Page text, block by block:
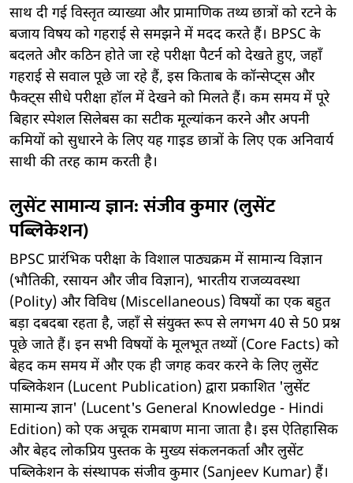
साथ दी गई विस्तृत व्याख्या और प्रामाणिक तथ्य छात्रों को रटने के
बजाय विषय को गहराई से समझने में मदद करते हैं। BPSC के
बदलते और कठिन होते जा रहे परीक्षा पैटर्न को देखते हुए, जहाँ
गहराई से सवाल पूछे जा रहे हैं, इस किताब के कॉन्सेप्ट्स और
फैक्ट्स सीधे परीक्षा हॉल में देखने को मिलते हैं। कम समय में पूरे
बिहार स्पेशल सिलेबस का सटीक मूल्यांकन करने और अपनी
कमियों को सुधारने के लिए यह गाइड छात्रों के लिए एक अनिवार्य
साथी की तरह काम करती है।
लुसेंट सामान्य ज्ञान: संजीव कुमार (लुसेंट
पब्लिकेशन)
BPSC प्रारंभिक परीक्षा के विशाल पाठ्यक्रम में सामान्य विज्ञान
(भौतिकी, रसायन और जीव विज्ञान), भारतीय राजव्यवस्था
(Polity) और विविध (Miscellaneous) विषयों का एक बहुत
बड़ा दबदबा रहता है, जहाँ से संयुक्त रूप से लगभग 40 से 50 प्रश्न
पूछे जाते हैं। इन सभी विषयों के मूलभूत तथ्यों (Core Facts) को
बेहद कम समय में और एक ही जगह कवर करने के लिए लुसेंट
पब्लिकेशन (Lucent Publication) द्वारा प्रकाशित 'लुसेंट
सामान्य ज्ञान' (Lucent's General Knowledge - Hindi
Edition) को एक अचूक रामबाण माना जाता है। इस ऐतिहासिक
और बेहद लोकप्रिय पुस्तक के मुख्य संकलनकर्ता और लुसेंट
पब्लिकेशन के संस्थापक संजीव कुमार (Sanjeev Kumar) हैं।